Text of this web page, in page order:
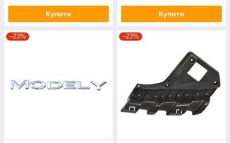
Купити Купити
–23% –23%